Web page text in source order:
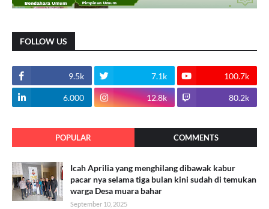
FOLLOW US
9.5k 7.1k 100.7k
6.000 12.8k 80.2k
POPULAR COMMENTS
Icah Aprilia yang menghilang dibawak kabur
pacar nya selama tiga bulan kini sudah di temukan
warga Desa muara bahar
September 10, 2025